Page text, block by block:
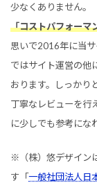
少なくありません。
「コストパフォーマ
思いで2016年に当
ではサイト運営の他
おります。しっかり
丁寧なレビューを行
に少しでも参考にな
※（株）悠デザイン
す「一般社団法人日